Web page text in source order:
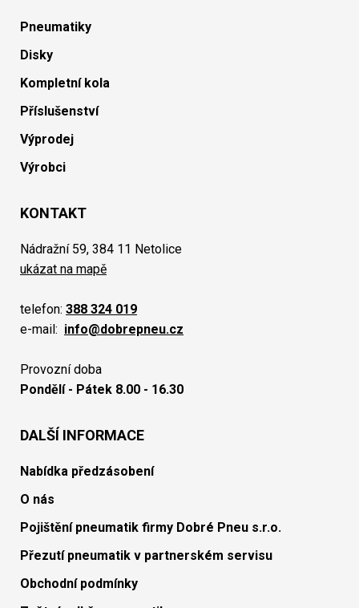
Pneumatiky
Disky
Kompletní kola
Příslušenství
Výprodej
Výrobci
KONTAKT
Nádražní 59, 384 11 Netolice
ukázat na mapě
telefon: 388 324 019
e-mail: info@dobrepneu.cz
Provozní doba
Pondělí - Pátek 8.00 - 16.30
DALŠÍ INFORMACE
Nabídka předzásobení
O nás
Pojištění pneumatik firmy Dobré Pneu s.r.o.
Přezutí pneumatik v partnerském servisu
Obchodní podmínky